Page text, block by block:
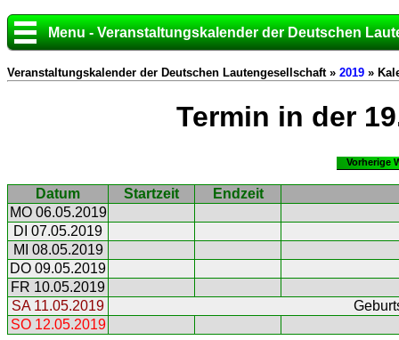
Menu - Veranstaltungskalender der Deutschen
Veranstaltungskalender der Deutschen Lautengesellschaft » 2019 »
Termin in der
Vorherige
Datum Startzeit
Endzeit
MO 06.05.2019
DI 07.05.2019
MI 08.05.2019
DO 09.05.2019
FR 10.05.2019
SA 11.05.2019
SO 12.05.2019